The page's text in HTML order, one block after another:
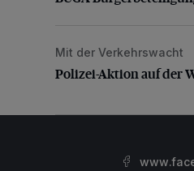
Polizei-Aktion auf der
Mit der Verkehrswacht
Polizei-Aktion auf der